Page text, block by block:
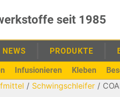
seit 1985
NEWS PRODUKTE
Infusionieren Kleben
/ Schwingschleifer /